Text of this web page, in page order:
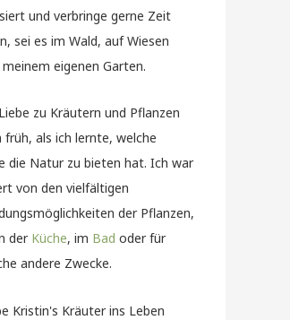
und verbringe gerne Zeit
sei es im Wald, auf Wiesen
eigenen Garten.
zu Kräutern und Pflanzen
früh, als ich lernte, welche
die Natur zu bieten hat. Ich war
von den vielfältigen
der Pflanzen,
der Küche, im Bad oder für
andere Zwecke.
Kristin's Kräuter ins Leben